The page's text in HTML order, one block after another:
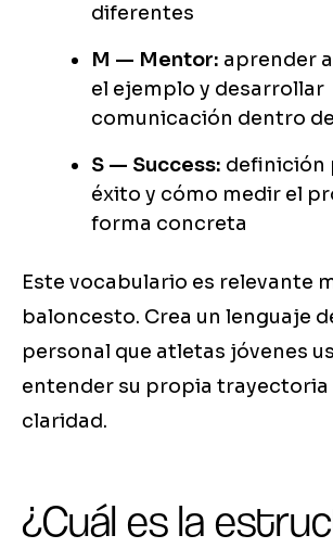
diferentes
M — Mentor: aprender
el ejemplo y desarrollar
comunicación dentro
S — Success: definición
éxito y cómo medir el
forma concreta
Este vocabulario es relevante
baloncesto. Crea un lenguaje
personal que atletas jóvenes
entender su propia trayectoria
claridad.
¿Cuál es la